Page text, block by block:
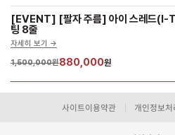
[EVENT] [팔자 주름] 아이 스레드(I-
팅 8줄
자세히 보기 ->
1,500,000원880,000원
사이트이용약관 개인정보